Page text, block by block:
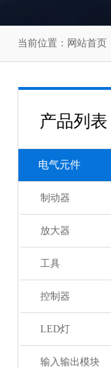
当前位置： 网站首页
产品列表
电气元件
制动器
放大器
工具
控制器
LED灯
输入输出模块